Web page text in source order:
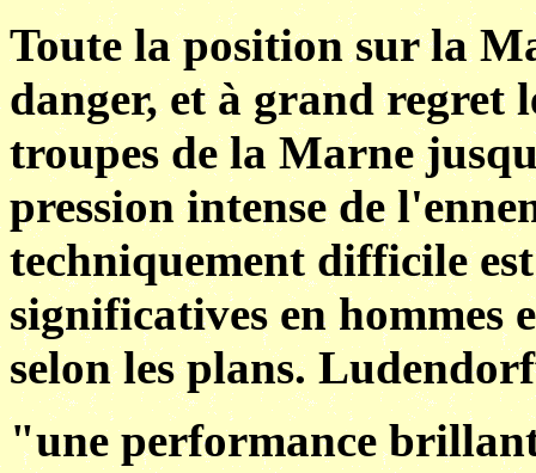
Toute la position sur la
danger, et à grand regret
troupes de la Marne
pression intense de
techniquement difficile
significatives en hommes
selon les plans.
"une performance